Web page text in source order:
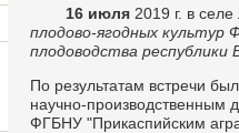
16 июля 2019 г. в
плодово-ягодных
плодоводства республики
По результатам встречи
научно-производственным
ФГБНУ "Прикаспийским